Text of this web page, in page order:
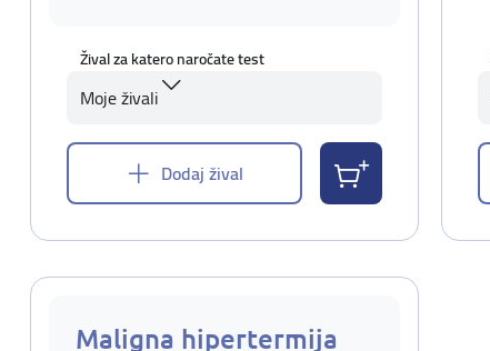
Žival za katero naročate test
Moje živali
Dodaj žival
Maligna hipertermija